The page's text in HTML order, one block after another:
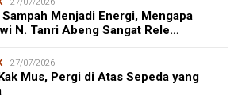
Menjadi Energi, Mengapa
N. Tanri Abeng Sangat Rele…
27/07/2026
Mus, Pergi di Atas Sepeda yang